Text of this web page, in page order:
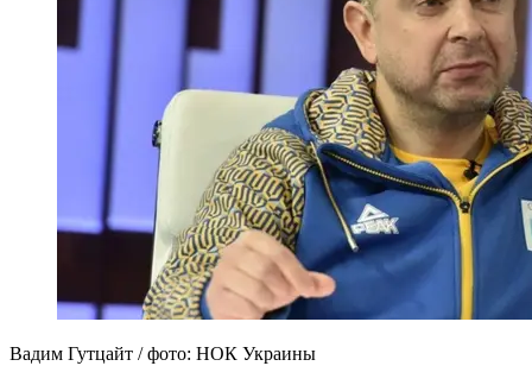
Вадим Гутцайт / фото: НОК Украины